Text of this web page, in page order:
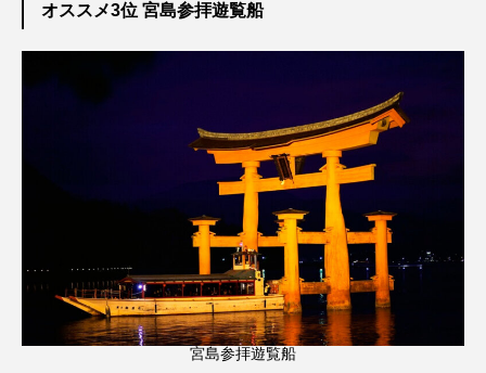
オススメ3位 宮島参拝遊覧船
宮島参拝遊覧船